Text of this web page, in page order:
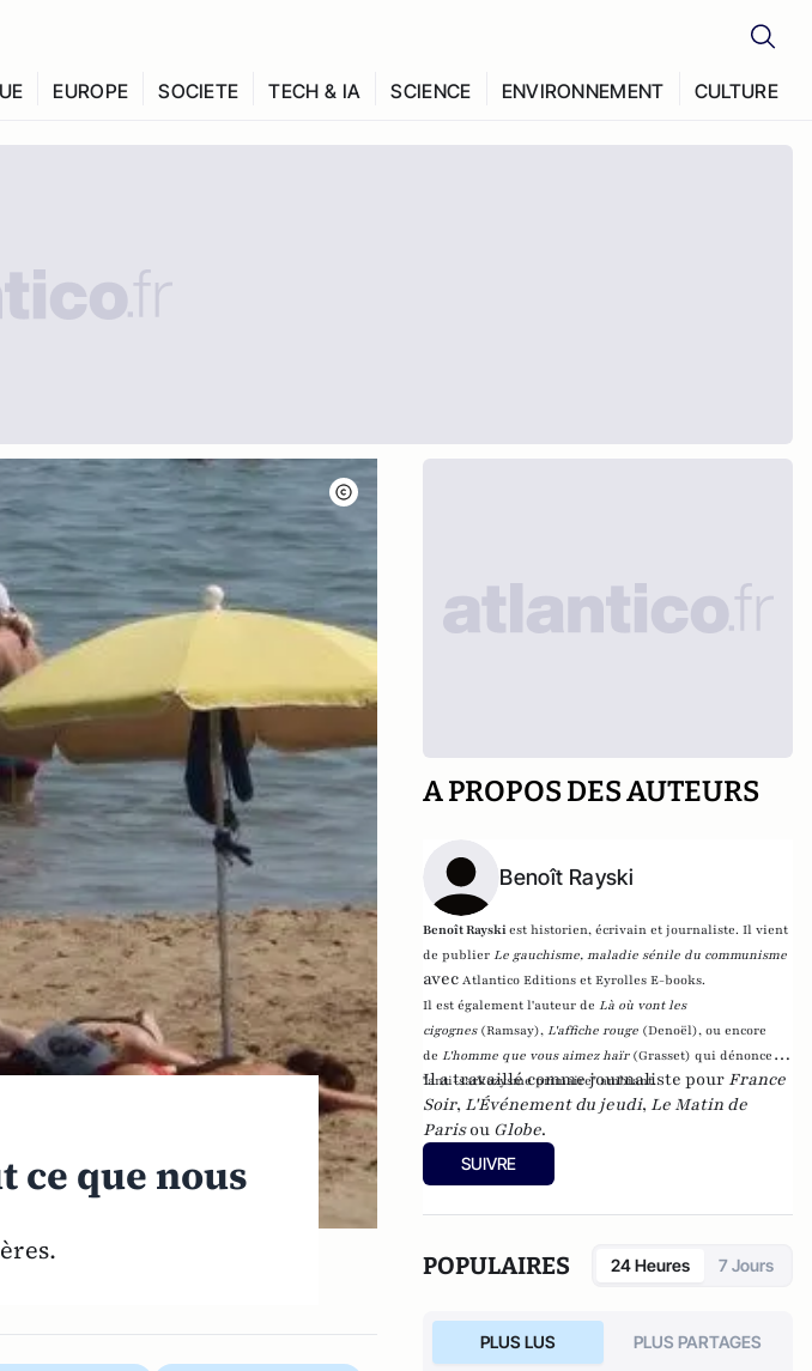
EUROPE SOCIETE TECH & IA SCIENCE ENVIRONNEMENT CULTURE
ce que nous
A PROPOS DES AUTEURS
Benoît Rayski
Benoît Rayskiest historien, écrivain et journaliste. Il vient
de publierLe gauchisme, maladie sénile du communisme
avecAtlantico Editions et Eyrolles E-books.
Il est également l'auteur deLà où vont les
cigognes (Ramsay),L'affiche rouge (Denoël), ou encore
deL'homme que vous aimez haïr (Grasset) qui dénonce l'
"anti-sarkozysme primaire" ambiant.
Il a travaillé comme journaliste pour France
Soir, L'Événement du jeudi, Le Matin de
Parisou Globe.
SUIVRE
POPULAIRES 24 Heures 7 Jours
PLUS LUS PLUS PARTAGES